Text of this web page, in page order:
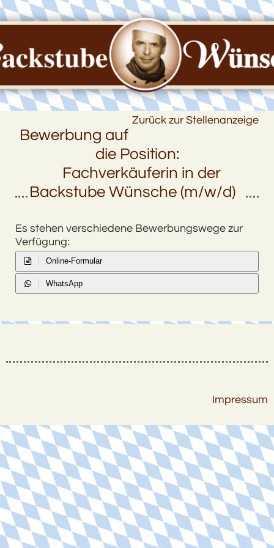
Zurück zur Stellenanzeige
Bewerbung auf
die Position:
Fachverkäuferin in der
Backstube Wünsche (m/w/d)
Es stehen verschiedene Bewerbungswege zur
Verfügung:
Online-Formular
WhatsApp
Impressum